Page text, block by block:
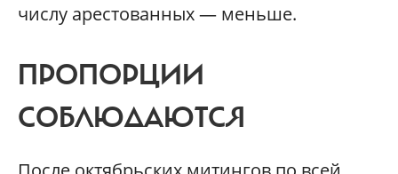
числу арестованных — меньше.
ПРОПОРЦИИ
СОБЛЮДАЮТСЯ